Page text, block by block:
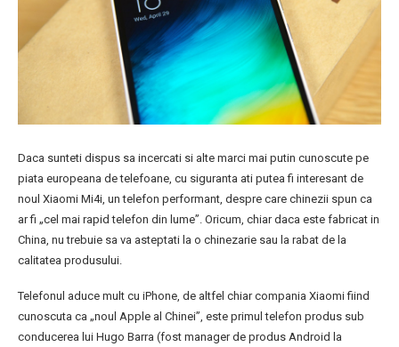
Daca sunteti dispus sa incercati si alte marci mai putin cunoscute pe
piata europeana de telefoane, cu siguranta ati putea fi interesant de
noul Xiaomi Mi4i, un telefon performant, despre care chinezii spun ca
ar fi „cel mai rapid telefon din lume”. Oricum, chiar daca este fabricat in
China, nu trebuie sa va asteptati la o chinezarie sau la rabat de la
calitatea produsului.
Telefonul aduce mult cu iPhone, de altfel chiar compania Xiaomi fiind
cunoscuta ca „noul Apple al Chinei”, este primul telefon produs sub
conducerea lui Hugo Barra (fost manager de produs Android la